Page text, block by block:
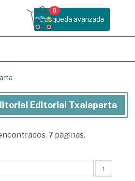
Busqueda avanzada
0
Editorial Txalaparta
7 páginas.
↑